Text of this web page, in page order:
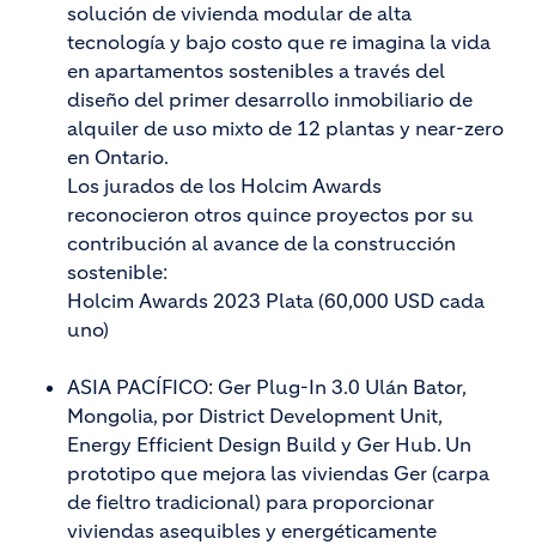
solución de vivienda modular de alta
tecnología y bajo costo que re imagina la vida
en apartamentos sostenibles a través del
diseño del primer desarrollo inmobiliario de
alquiler de uso mixto de 12 plantas y near-zero
en Ontario.
Los jurados de los Holcim Awards
reconocieron otros quince proyectos por su
contribución al avance de la construcción
sostenible:
Holcim Awards 2023 Plata (60,000 USD cada
uno)
ASIA PACÍFICO: Ger Plug-In 3.0 Ulán Bator,
Mongolia, por District Development Unit,
Energy Efficient Design Build y Ger Hub. Un
prototipo que mejora las viviendas Ger (carpa
de fieltro tradicional) para proporcionar
viviendas asequibles y energéticamente